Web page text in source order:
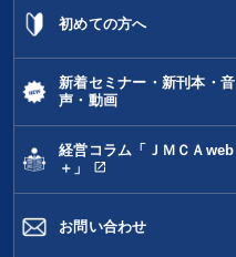
初めての方へ
新着セミナー・新刊本・音
声・動画
経営コラム「ＪＭＣＡweb
＋」
open_in_new
お問い合わせ